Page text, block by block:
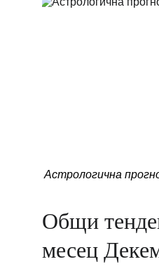
Астрологична
Общи
месец